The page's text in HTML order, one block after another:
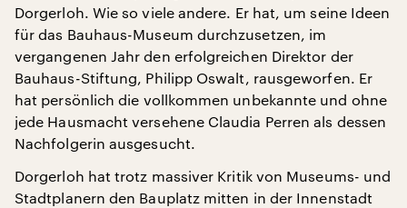
Dorgerloh. Wie so viele andere. Er hat, um seine Ideen
für das Bauhaus-Museum durchzusetzen, im
vergangenen Jahr den erfolgreichen Direktor der
Bauhaus-Stiftung, Philipp Oswalt, rausgeworfen. Er
hat persönlich die vollkommen unbekannte und ohne
jede Hausmacht versehene Claudia Perren als dessen
Nachfolgerin ausgesucht.
Dorgerloh hat trotz massiver Kritik von Museums- und
Stadtplanern den Bauplatz mitten in der Innenstadt